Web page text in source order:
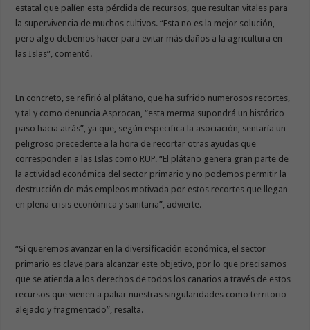
estatal que palíen esta pérdida de recursos, que resultan vitales para
la supervivencia de muchos cultivos. “Esta no es la mejor solución,
pero algo debemos hacer para evitar más daños a la agricultura en
las Islas”, comentó.
En concreto, se refirió al plátano, que ha sufrido numerosos recortes,
y tal y como denuncia Asprocan, “esta merma supondrá un histórico
paso hacia atrás”, ya que, según especifica la asociación, sentaría un
peligroso precedente a la hora de recortar otras ayudas que
corresponden a las Islas como RUP. “El plátano genera gran parte de
la actividad económica del sector primario y no podemos permitir la
destrucción de más empleos motivada por estos recortes que llegan
en plena crisis económica y sanitaria”, advierte.
“Si queremos avanzar en la diversificación económica, el sector
primario es clave para alcanzar este objetivo, por lo que precisamos
que se atienda a los derechos de todos los canarios a través de estos
recursos que vienen a paliar nuestras singularidades como territorio
alejado y fragmentado”, resalta.